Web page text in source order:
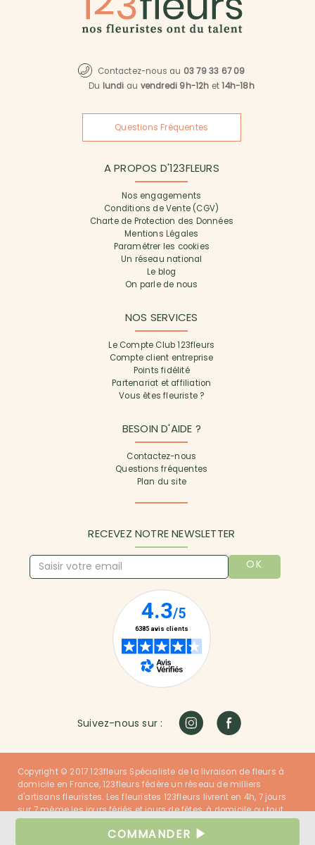
COMMANDER
Contactez-nous au 03 79 33 67 09
Du lundi au vendredi 9h-12h et14h-18h
Questions Fréquentes
A PROPOS D'123FLEURS
Nos engagements
Conditions de Vente (CGV)
Charte de Protection des Données
Mentions Légales
Paramétrer les cookies
Un réseau national
Le blog
On parle de nous
NOS SERVICES
Le Compte Club 123fleurs
Compte client entreprise
Points fidélité
Partenariat et affiliation
Vous êtes fleuriste ?
BESOIN D'AIDE ?
Contactez-nous
Questions fréquentes
Plan du site
RECEVEZ NOTRE NEWSLETTER
OK
Suivez-nous sur :
Copyright © 2017 123fleurs Spécialiste de la livraison de fleurs à
domicile en France, 123fleurs fédère un réseau de milliers
d'artisans fleuristes. Les fleuristes 123fleurs livrent en 4h, 7 jours
sur 7 même les jours fériés et jours de fêtes, à domicile ou tout
autre lieu dans la France entière. Nos fleuristes ont du talent et
nos clients sont satisfaits !